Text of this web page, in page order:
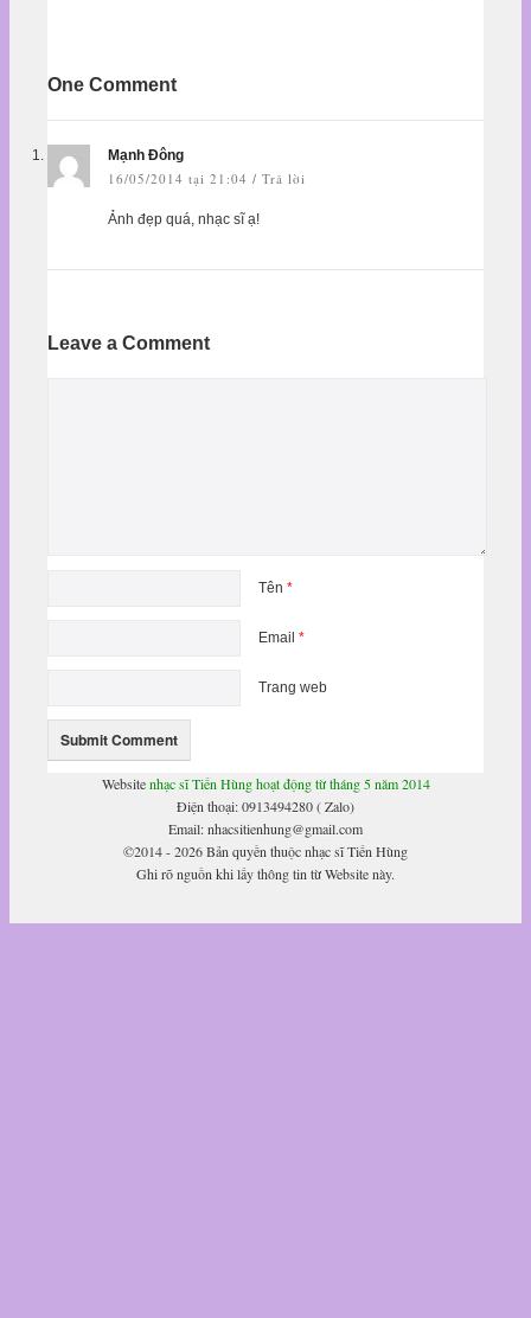
One Comment
Mạnh Đông
16/05/2014 tại 21:04 /Trả lời
Ảnh đẹp quá, nhạc sĩ ạ!
Leave a Comment
Tên*
Email*
Trang web
Websitenhạc sĩ Tiến Hùng hoạt động từ tháng 5 năm 2014
Điện thoại: 0913494280 ( Zalo)
Email: nhacsitienhung@gmail.com
©2014 - 2026 Bản quyền thuộc nhạc sĩ Tiến Hùng
Ghi rõ nguồn khi lấy thông tin từ Website này.